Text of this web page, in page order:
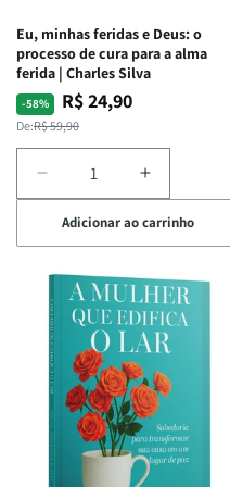
Eu, minhas feridas e Deus: o
processo de cura para a alma
ferida | Charles Silva
-58%
Preço
normal
De:R$ 59,90
Preço
promocional
R$ 24,90
Diminuir
a
quantidade
de
Eu,
minhas
feridas
e
Deus:
o
processo
de
cura
para
Aumentar
a
quantidade
de
Eu,
minhas
feridas
e
Deus:
o
processo
de
cura
para
Adicionar ao carrinho